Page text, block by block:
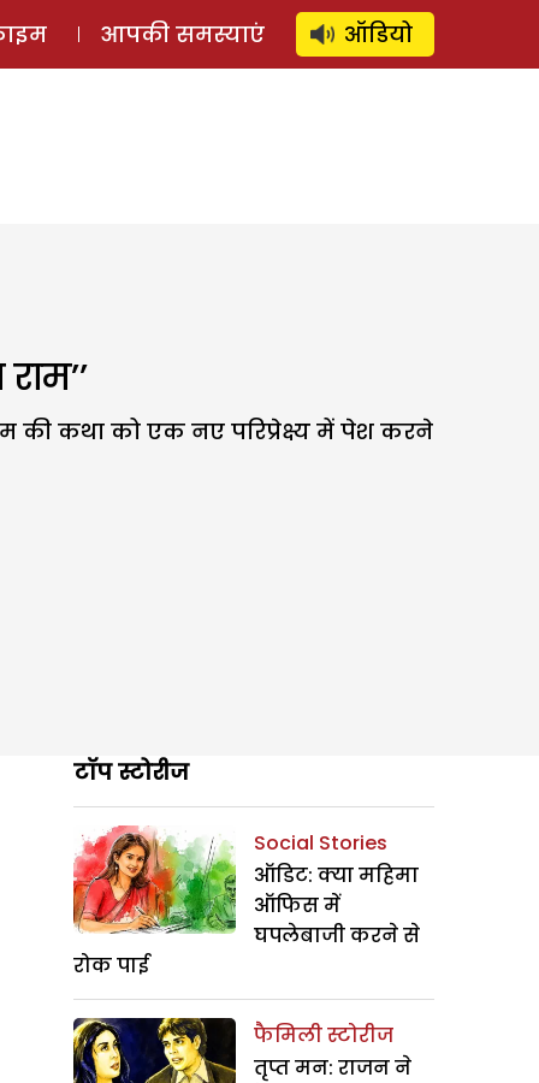
लॉग इन ⚲ SUBSCRIBE
आपकी समस्याएं ऑडियो
की कथा को एक नए परिप्रेक्ष्य में पेश करने
टॉप स्टोरीज
Social Stories
ऑडिट: क्या महिमा
ऑफिस में
घपलेबाजी करने से
रोक पाई
फैमिली स्टोरीज
तृप्त मन: राजन ने